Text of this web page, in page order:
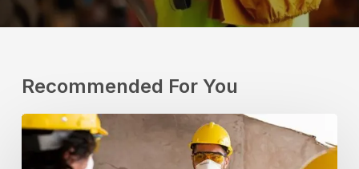
Recommended For You
A
Importância